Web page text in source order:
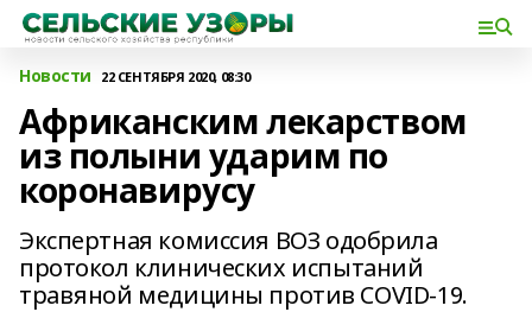
Новости 22 СЕНТЯБРЯ 2020, 08:30
Африканским лекарством
из полыни ударим по
коронавирусу
Экспертная комиссия ВОЗ одобрила
протокол клинических испытаний
травяной медицины против COVID-19.